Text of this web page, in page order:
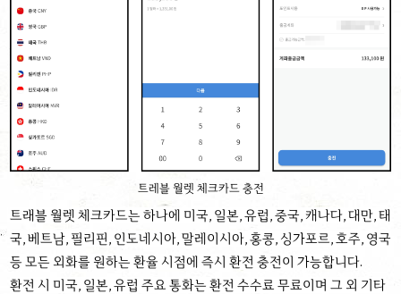
트레블 월렛 체크카드 충전
트래블 월렛 체크카드는 하나에 미국, 일본, 유럽, 중국, 캐나다,대만, 태
국, 베트남, 필리핀, 인도네시아, 말레이시아, 홍콩, 싱가포르, 호주, 영국
등 모든 외화를 원하는 환율 시점에 즉시 환전 충전이 가능합니다.
환전 시 미국, 일본, 유럽 주요 통화는 환전 수수료 무료이며 그 외 기타